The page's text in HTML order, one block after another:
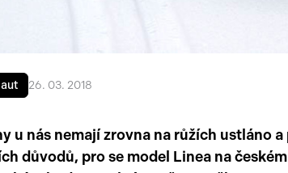
26. 03. 2018
u nás nemají zrovna na růžích ustláno
důvodů, pro se model Linea na